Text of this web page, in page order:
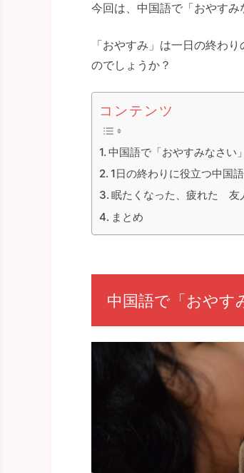
今回は、中国語で「おやすみ
「おやすみ」は一日の終わ
のでしょうか？
コンテンツ
中国語で「おやすみなさい
1日の終わりに役立つ中国語
眠たくなった、疲れた 友
まとめ
中国語で「おやす